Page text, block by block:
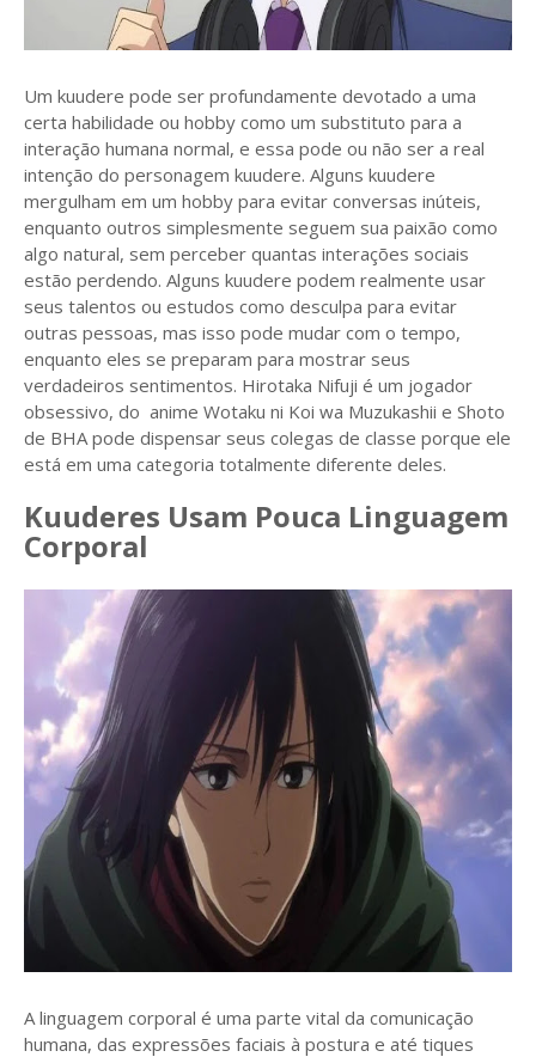
Um kuudere pode ser profundamente devotado a uma
certa habilidade ou hobby como um substituto para a
interação humana normal, e essa pode ou não ser a real
intenção do personagem kuudere. Alguns kuudere
mergulham em um hobby para evitar conversas inúteis,
enquanto outros simplesmente seguem sua paixão como
algo natural, sem perceber quantas interações sociais
estão perdendo. Alguns kuudere podem realmente usar
seus talentos ou estudos como desculpa para evitar
outras pessoas, mas isso pode mudar com o tempo,
enquanto eles se preparam para mostrar seus
verdadeiros sentimentos. Hirotaka Nifuji é um jogador
obsessivo, do anime Wotaku ni Koi wa Muzukashii e Shoto
de BHA pode dispensar seus colegas de classe porque ele
está em uma categoria totalmente diferente deles.
Kuuderes Usam Pouca Linguagem
Corporal
A linguagem corporal é uma parte vital da comunicação
humana, das expressões faciais à postura e até tiques